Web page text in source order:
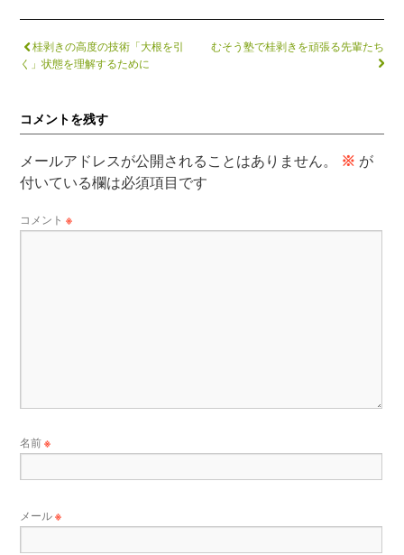
桂剥きの高度の技術「大根を引
く」状態を理解するために
むそう塾で桂剥きを頑張る先輩たち
コメントを残す
メールアドレスが公開されることはありません。 ※ が
付いている欄は必須項目です
コメント※
名前※
メール※